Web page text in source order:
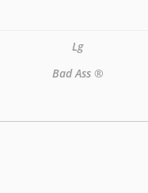
Lg
Bad Ass ®